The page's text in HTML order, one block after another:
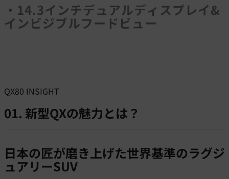
・14.3インチデュアルディスプレイ&
インビジブルフードビュー
QX80 INSIGHT
01. 新型QXの魅力とは？
日本の匠が磨き上げた世界基準のラグジ
ュアリーSUV